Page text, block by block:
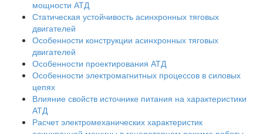
мощности АТД
Статическая устойчивость асинхронных тяговых
двигателей
Особенности конструкции асинхронных тяговых
двигателей
Особенности проектирования АТД
Особенности электромагнитных процессов в силовых
цепях
Влияние свойств источнике питания на характеристики
АТД
Расчет электромеханических характеристик